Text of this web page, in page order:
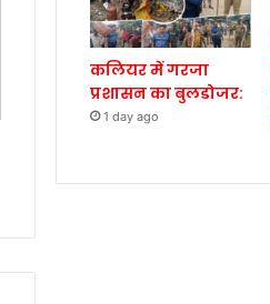
कलियर में गरजा
प्रशासन का बुलडोजर:
1 day ago